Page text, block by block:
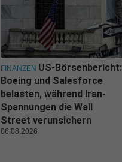
FINANZEN US-Börsenbericht:
Boeing und Salesforce
belasten, während Iran-
Spannungen die Wall
Street verunsichern
06.08.2026